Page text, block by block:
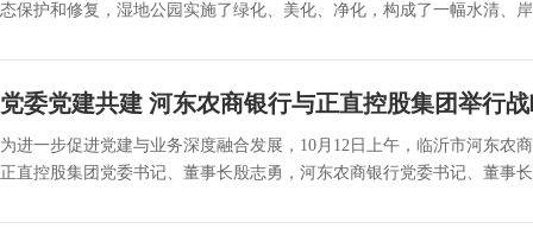
态保护和修复，湿地公园实施了绿化、美化、净化，构成了一幅水清、
党委党建共建 河东农商银行与正直控股集团举行
为进一步促进党建与业务深度融合发展，10月12日上午，临沂市河东
正直控股集团党委书记、董事长殷志勇，河东农商银行党委书记、董事